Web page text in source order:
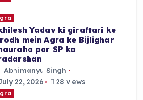
Yadav ki giraftari ke
mein Agra ke Bijlighar
par SP ka
Abhimanyu Singh
22, 2026
28 views